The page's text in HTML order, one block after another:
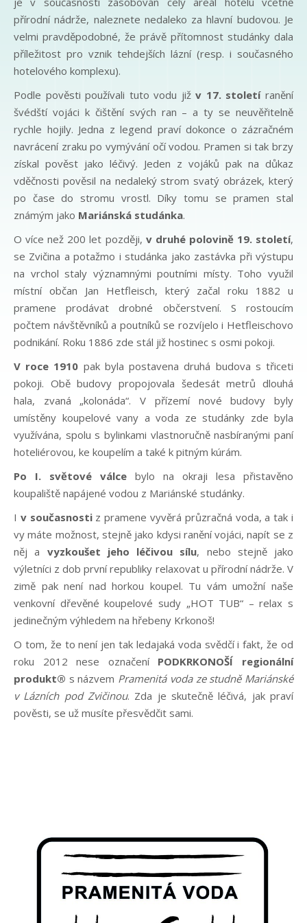
přírodní nádrže, naleznete nedaleko za hlavní budovou. Je
velmi pravděpodobné, že právě přítomnost studánky dala
příležitost pro vznik tehdejších lázní (resp. i současného
hotelového komplexu).
Podle pověsti používali tuto vodu jižv 17. stoletíranění
švédští vojáci k čištění svých ran – a ty se neuvěřitelně
rychle hojily. Jedna z legend praví dokonce o zázračném
navrácení zraku po vymývání očí vodou. Pramen si tak brzy
získal pověst jako léčivý. Jeden z vojáků pak na důkaz
vděčnosti pověsil na nedaleký strom svatý obrázek, který
po čase do stromu vrostl. Díky tomu se pramen stal
známým jako Mariánská studánka.
O více než 200 let později, v druhé polovině 19. století,
se Zvičina a potažmo i studánka jako zastávka při výstupu
na vrchol staly významnými poutními místy. Toho využil
místní občan Jan Hetfleisch, který začal roku 1882 u
pramene prodávat drobné občerstvení. S rostoucím
počtem návštěvníků a poutníků se rozvíjelo i Hetfleischovo
podnikání. Roku 1886 zde stál již hostinec s osmi pokoji.
V roce 1910 pak byla postavena druhá budova s třiceti
pokoji. Obě budovy propojovala šedesát metrů dlouhá
hala, zvaná „kolonáda“. V přízemí nové budovy byly
umístěny koupelové vany a voda ze studánky zde byla
využívána, spolu s bylinkami vlastnoručně nasbíranými paní
hoteliérovou, ke koupelím a také k pitným kúrám.
Po I. světové válce bylo na okraji lesa přistavěno
koupaliště napájené vodou z Mariánské studánky.
I v současnostiz pramene vyvěrá průzračná voda, a tak i
vy máte možnost, stejně jako kdysi ranění vojáci, napít se z
něj a vyzkoušet jeho léčivou sílu, nebo stejně jako
výletníci z dob první republiky relaxovat u přírodní nádrže. V
zimě pak není nad horkou koupel. Tu vám umožní naše
venkovní dřevěné koupelové sudy „HOT TUB“ – relax s
jedinečným výhledem na hřebeny Krkonoš!
O tom, že to není jen tak ledajaká voda svědčí i fakt, že od
roku 2012 nese označení PODKRKONOŠÍ regionální
produkt® s názvem Pramenitá voda ze studně Mariánské
v Lázních pod Zvičinou. Zda je skutečně léčivá, jak praví
pověsti, se už musíte přesvědčit sami.